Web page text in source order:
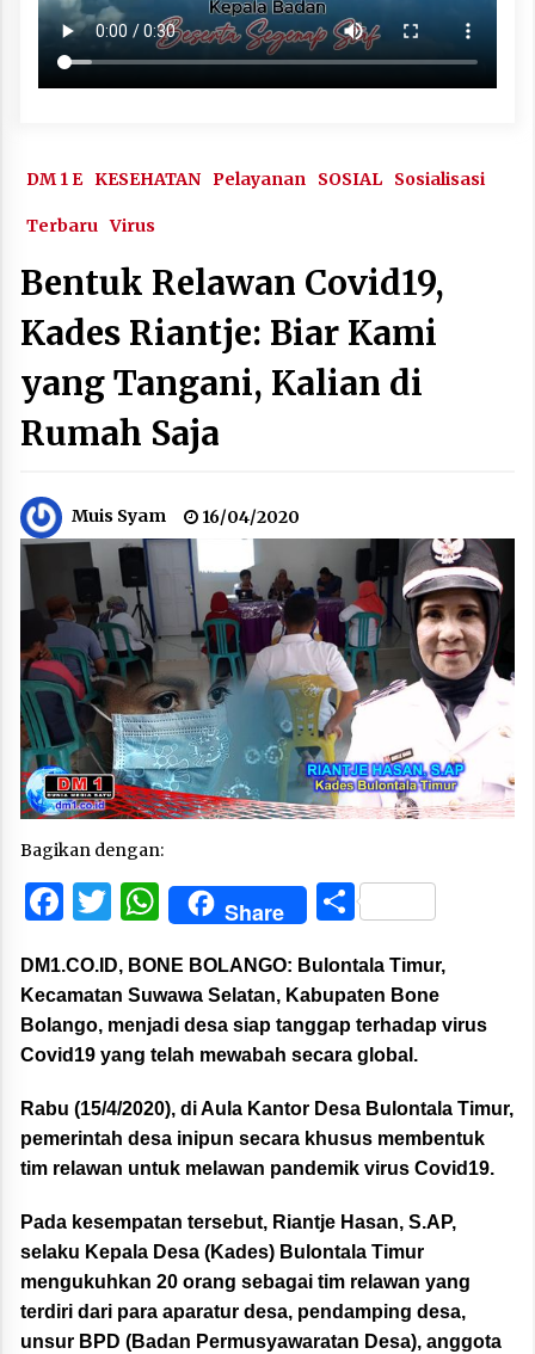
DM 1 E KESEHATAN Pelayanan SOSIAL Sosialisasi
Terbaru Virus
Bentuk Relawan Covid19,
Kades Riantje: Biar Kami
yang Tangani, Kalian di
Rumah Saja
Muis Syam 16/04/2020
Bagikan dengan:
Facebook
Twitter
WhatsApp
Share Share
DM1.CO.ID, BONE BOLANGO: Bulontala Timur,
Kecamatan Suwawa Selatan, Kabupaten Bone
Bolango, menjadi desa siap tanggap terhadap virus
Covid19 yang telah mewabah secara global.
Rabu (15/4/2020), di Aula Kantor Desa Bulontala Timur,
pemerintah desa inipun secara khusus membentuk
tim relawan untuk melawan pandemik virus Covid19.
Pada kesempatan tersebut, Riantje Hasan, S.AP,
selaku Kepala Desa (Kades) Bulontala Timur
mengukuhkan 20 orang sebagai tim relawan yang
terdiri dari para aparatur desa, pendamping desa,
unsur BPD (Badan Permusyawaratan Desa), anggota